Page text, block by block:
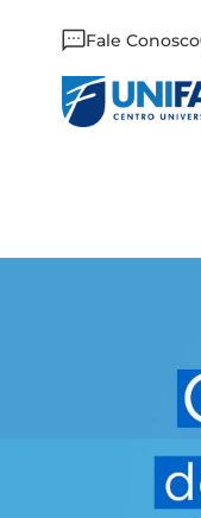
Fale Conosco